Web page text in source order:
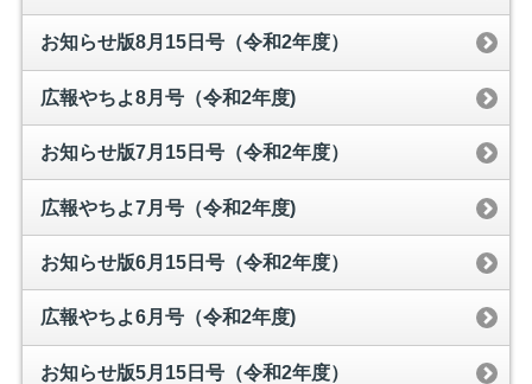
お知らせ版8月15日号（令和2年度）
広報やちよ8月号（令和2年度)
お知らせ版7月15日号（令和2年度）
広報やちよ7月号（令和2年度)
お知らせ版6月15日号（令和2年度）
広報やちよ6月号（令和2年度)
お知らせ版5月15日号（令和2年度）